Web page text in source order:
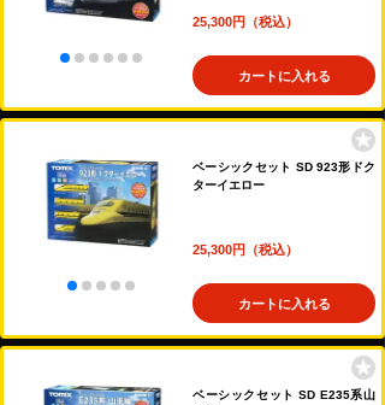
25,300円（税込）
カートに入れる
ベーシックセット SD 923形ドク
ターイエロー
25,300円（税込）
カートに入れる
ベーシックセット SD E235系山